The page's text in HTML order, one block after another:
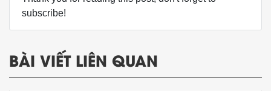
subscribe!
BÀI VIẾT LIÊN QUAN